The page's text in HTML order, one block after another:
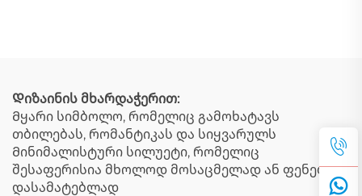
Დიზაინის მხარდაჭერით:
Მყარი სიმბოლო, რომელიც გამოხატავს
თბილებას, რომანტიკას და სიყვარულს
Მინიმალისტური სილუეტი, რომელიც
შესაფერისია მხოლოდ მოსაცმელად ან ფენების
დასამატებლად